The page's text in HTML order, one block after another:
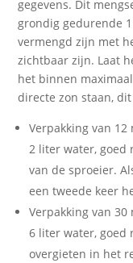
gegevens. Dit
grondig gedurende
vermengd zijn met
zichtbaar zijn. Laat
het binnen
directe zon staan,
Verpakking van
2 liter water, goed
van de sproeier.
een tweede keer
Verpakking van
6 liter water, goed
overgieten in het